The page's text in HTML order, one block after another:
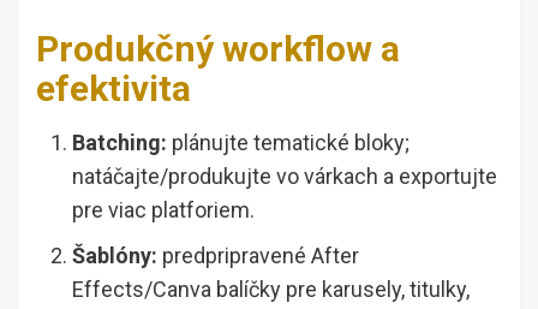
Produkčný workflow a
efektivita
Batching: plánujte tematické bloky;
natáčajte/produkujte vo várkach a exportujte
pre viac platforiem.
Šablóny: predpripravené After
Effects/Canva balíčky pre karusely, titulky,